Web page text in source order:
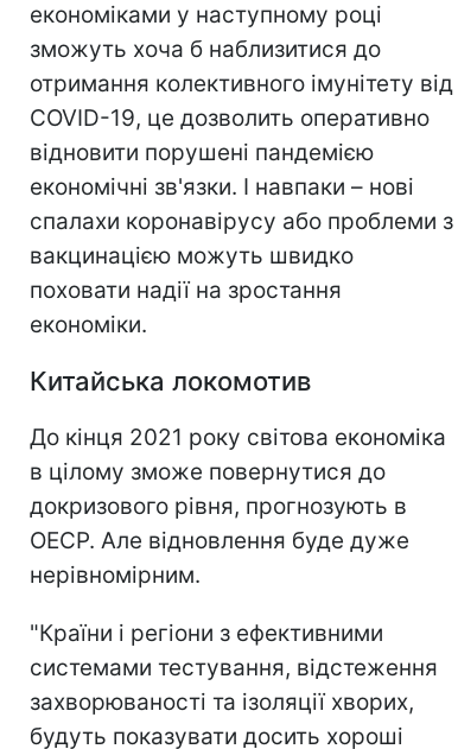
економіками у наступному році
зможуть хоча б наблизитися до
отримання колективного імунітету від
COVID-19, це дозволить оперативно
відновити порушені пандемією
економічні зв'язки. І навпаки – нові
спалахи коронавірусу або проблеми з
вакцинацією можуть швидко
поховати надії на зростання
економіки.
Китайська локомотив
До кінця 2021 року світова економіка
в цілому зможе повернутися до
докризового рівня, прогнозують в
ОЕСР. Але відновлення буде дуже
нерівномірним.
"Країни і регіони з ефективними
системами тестування, відстеження
захворюваності та ізоляції хворих,
будуть показувати досить хороші